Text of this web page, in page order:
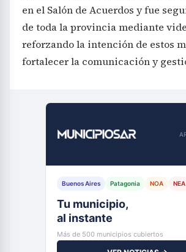
en el Salón de Acuerdos y fue
de toda la provincia mediante
reforzando la intención de estos
fortalecer la comunicación y
Buenos Aires Patagonia NOA NEA
Tu municipio,
al instante
Más de 500 municipios cubiertos